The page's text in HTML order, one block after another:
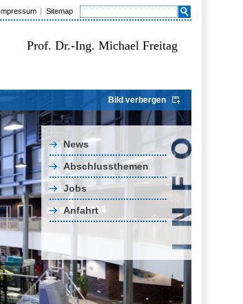
Impressum Sitemap
Prof. Dr.-Ing. Michael Freitag
Bild verbergen
News
Abschlussthemen
Jobs
Anfahrt